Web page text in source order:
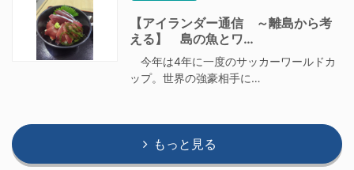
【アイランダー通信 ～離島から考
える】 島の魚とワ…
今年は4年に一度のサッカーワールドカ
ップ。世界の強豪相手に…
もっと見る